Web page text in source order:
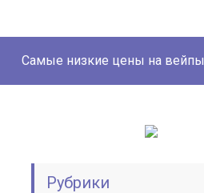
Самые низкие цены на вейпы
Рубрики